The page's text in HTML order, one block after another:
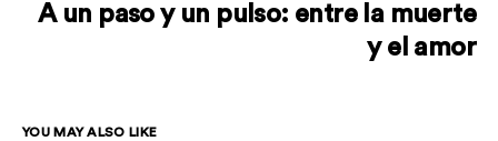
A un paso y un pulso: entre la muerte
y el amor
YOU MAY ALSO LIKE